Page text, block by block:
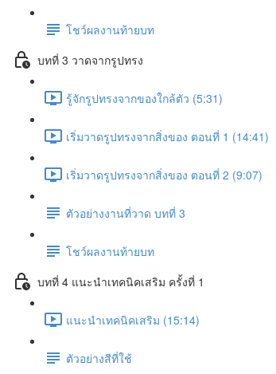
โชว์ผลงานท้ายบท
บทที่ 3 วาดจากรูปทรง
รู้จักรูปทรงจากของใกล้ตัว (5:31)
เริ่มวาดรูปทรงจากสิ่งของ ตอนที่ 1 (14:41)
เริ่มวาดรูปทรงจากสิ่งของ ตอนที่ 2 (9:07)
ตัวอย่างงานที่วาด บทที่ 3
โชว์ผลงานท้ายบท
บทที่ 4 แนะนำเทคนิคเสริม ครั้งที่ 1
แนะนำเทคนิคเสริม (15:14)
ตัวอย่างสีที่ใช้